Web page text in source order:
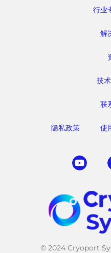
行业
解
技
联
隐私政策 使
© 2024 Cryoport